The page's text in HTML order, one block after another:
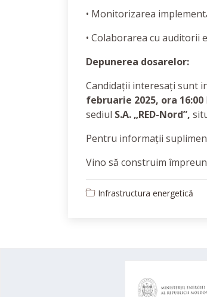
• Monitorizarea
• Colaborarea cu auditorii
Depunerea dosarelor:
Candidații interesați sunt
februarie 2025, ora 16:00
sediul S.A. „RED-Nord”,
Pentru informații
Vino să construim
Infrastructura energetică